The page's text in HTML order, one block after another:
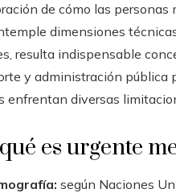
de cómo las
dimensiones
resulta indispensable
y administración pública
enfrentan diversas
es urgente
según Naciones